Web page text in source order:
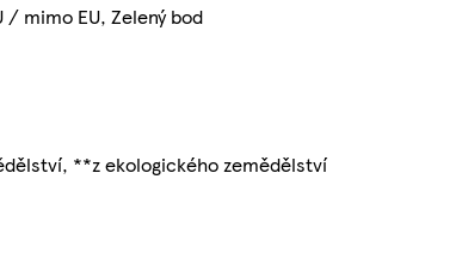
mimo EU, Zelený bod
**z ekologického zemědělství